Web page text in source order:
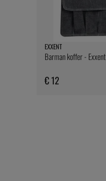
EXXENT
Barman koffer - Exxent
€ 12